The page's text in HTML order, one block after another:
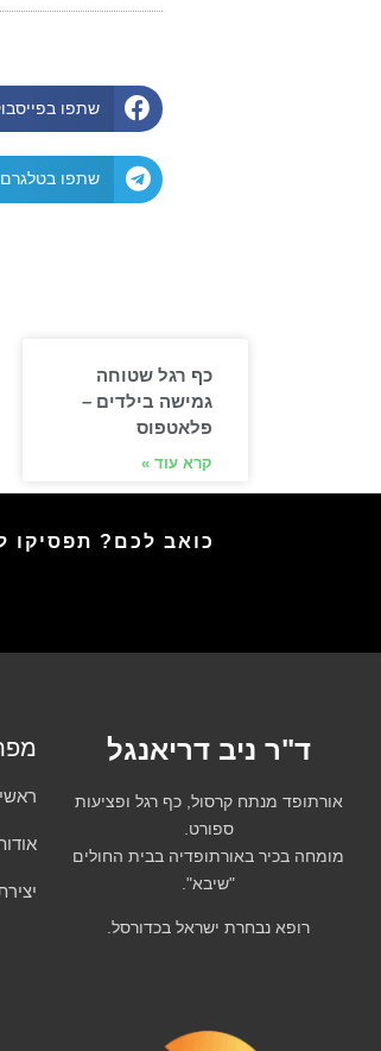
שתפו
שתפו בטלגרם
כף רגל שטוחה
גמישה בילדים –
פלאטפוס
קרא עוד »
כואב לכם? תפסיקו
ד"ר ניב דריאנגל
אורתופד מנתח קרסול, כף רגל ופציעות
ספורט.
מומחה בכיר באורתופדיה בבית החולים
"שיבא".
רופא נבחרת ישראל בכדורסל.
ראשי